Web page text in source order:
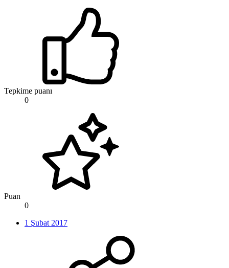
Tepkime puanı
0
Puan
0
1 Şubat 2017